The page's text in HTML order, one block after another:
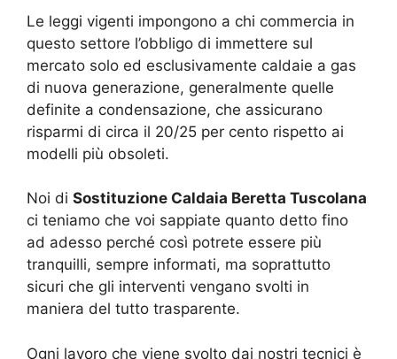
Le leggi vigenti impongono a chi commercia in
questo settore l’obbligo di immettere sul
mercato solo ed esclusivamente caldaie a gas
di nuova generazione, generalmente quelle
definite a condensazione, che assicurano
risparmi di circa il 20/25 per cento rispetto ai
modelli più obsoleti.
Noi di Sostituzione Caldaia Beretta Tuscolana
ci teniamo che voi sappiate quanto detto fino
ad adesso perché così potrete essere più
tranquilli, sempre informati, ma soprattutto
sicuri che gli interventi vengano svolti in
maniera del tutto trasparente.
Ogni lavoro che viene svolto dai nostri tecnici è